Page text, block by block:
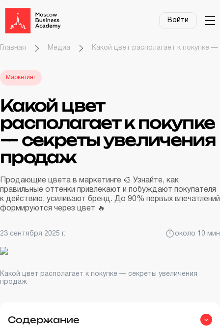
Войти
Главная Медиа Какой цвет располагает к покупке
Маркетинг
Какой цвет
располагает к покупке
— секреты увеличения
продаж
Продающие цвета в маркетинге 🎨 Узнайте, как
правильные оттенки привлекают и побуждают покупателя
к действию, усиливают бренд. До 90% первых впечатлений
формируются через цвет 🔥
23 сентября 2025 г. около 10 мин
Какой цвет располагает к покупке — секреты увеличения
продаж
Содержание